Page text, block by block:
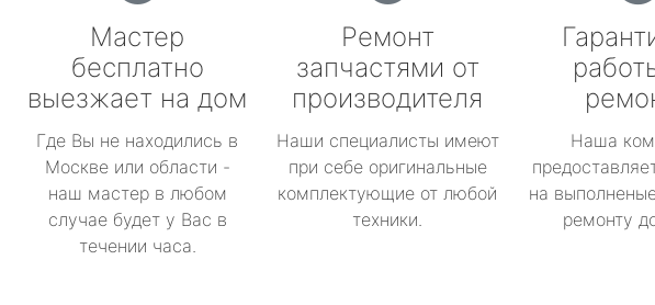
Мастер
бесплатно
выезжает на дом
Где Вы не находились в
Москве или области -
наш мастер в любом
случае будет у Вас в
течении часа.
Ремонт
запчастями от
производителя
Наши специалисты имеют
при себе оригинальные
комплектующие от любой
техники.
Наша
на
ремонту